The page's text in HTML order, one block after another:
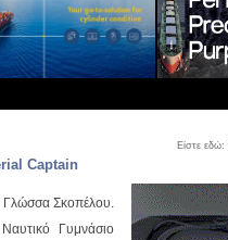
Είστε εδώ:
Captain
Γλώσσα Σκοπέλου.
Γυμνάσιο